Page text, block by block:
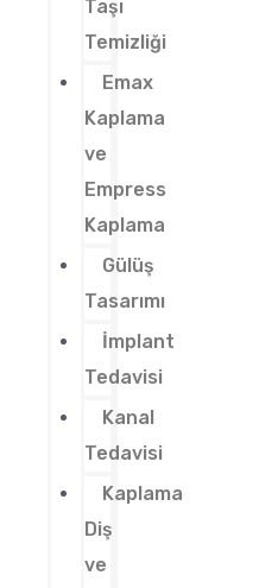
Taşı
Temizliği
Emax
Kaplama
ve
Empress
Kaplama
Gülüş
Tasarımı
İmplant
Tedavisi
Kanal
Tedavisi
Kaplama
Diş
ve